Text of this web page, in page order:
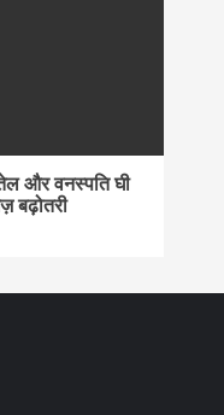
और वनस्पति घी
बढ़ोतरी